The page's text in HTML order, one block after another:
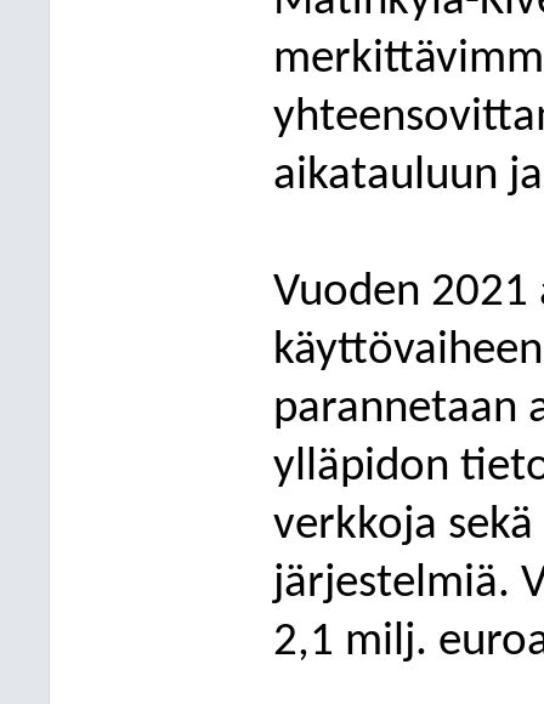
merk
aikatauluun
Vuoden 2021
parannetaan
ylläpidon
verkkoja
järjestelmiä.
2,1 milj.